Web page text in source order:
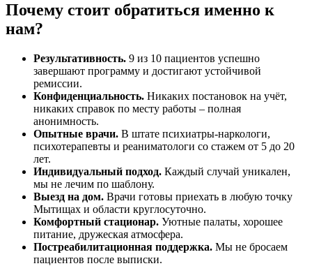
Почему стоит обратиться именно к
нам?
Результативность. 9 из 10 пациентов успешно
завершают программу и достигают устойчивой
ремиссии.
Конфиденциальность. Никаких постановок на учёт,
никаких справок по месту работы – полная
анонимность.
Опытные врачи. В штате психиатры-наркологи,
психотерапевты и реаниматологи со стажем от 5 до 20
лет.
Индивидуальный подход. Каждый случай уникален,
мы не лечим по шаблону.
Выезд на дом. Врачи готовы приехать в любую точку
Мытищах и области круглосуточно.
Комфортный стационар. Уютные палаты, хорошее
питание, дружеская атмосфера.
Постреабилитационная поддержка. Мы не бросаем
пациентов после выписки.